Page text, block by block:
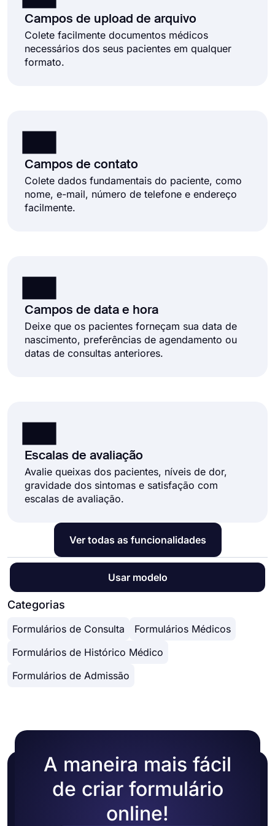
Campos de upload de arquivo
Colete facilmente documentos médicos
necessários dos seus pacientes em qualquer
formato.
Campos de contato
Colete dados fundamentais do paciente, como
nome, e-mail, número de telefone e endereço
facilmente.
Campos de data e hora
Deixe que os pacientes forneçam sua data de
nascimento, preferências de agendamento ou
datas de consultas anteriores.
Escalas de avaliação
Avalie queixas dos pacientes, níveis de dor,
gravidade dos sintomas e satisfação com
escalas de avaliação.
Ver todas as funcionalidades
Usar modelo
Categorias
Formulários de Consulta
Formulários Médicos
Formulários de Histórico Médico
Formulários de Admissão
A maneira mais fácil
de criar formulário
online!